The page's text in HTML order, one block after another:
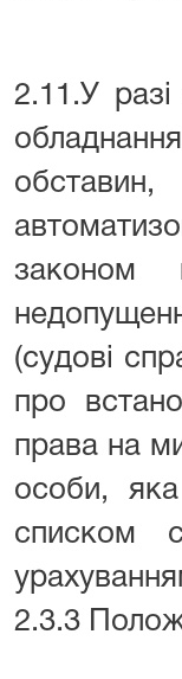
2.11.У
законом
(судові
про
права на
особи,
списком
2.3.3